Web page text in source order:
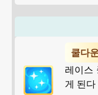
쿨다
레이스
게 된다